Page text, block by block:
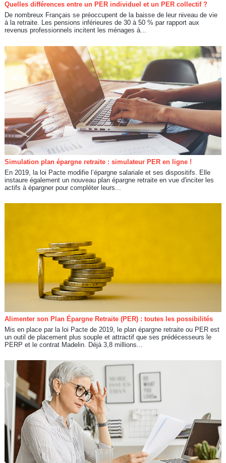
Quelles différences entre un PER individuel et un PER collectif ?
De nombreux Français se préoccupent de la baisse de leur niveau de vie
à la retraite. Les pensions inférieures de 30 à 50 % par rapport aux
revenus professionnels incitent les ménages à...
Simulation plan épargne retraite : simulateur PER en ligne !
En 2019, la loi Pacte modifie l’épargne salariale et ses dispositifs. Elle
instaure également un nouveau plan épargne retraite en vue d'inciter les
actifs à épargner pour compléter leurs...
Alimenter son Plan Épargne Retraite (PER) : toutes les possibilités
Mis en place par la loi Pacte de 2019, le plan épargne retraite ou PER est
un outil de placement plus souple et attractif que ses prédécesseurs le
PERP et le contrat Madelin. Déjà 3,8 millions...